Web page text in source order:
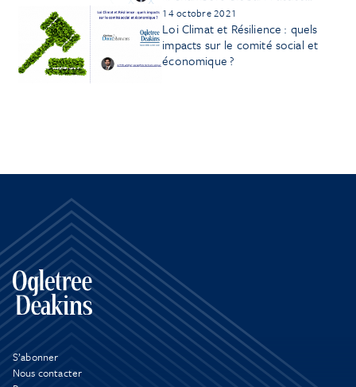
Guides »
14 octobre 2021
Loi Climat et Résilience : quels
impacts sur le comité social et
économique ?
S’abonner
Nous contacter